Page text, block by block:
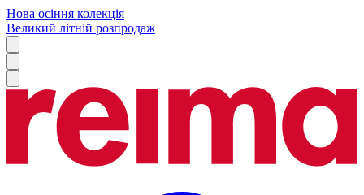
Нова осіння колекція
Великий літній розпродаж